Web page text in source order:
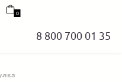
8 800 700 01 35
0